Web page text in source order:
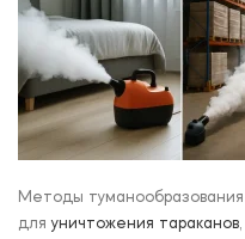
Методы
для уничтожения тараканов